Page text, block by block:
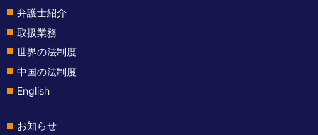
弁護士紹介
取扱業務
世界の法制度
中国の法制度
English
お知らせ